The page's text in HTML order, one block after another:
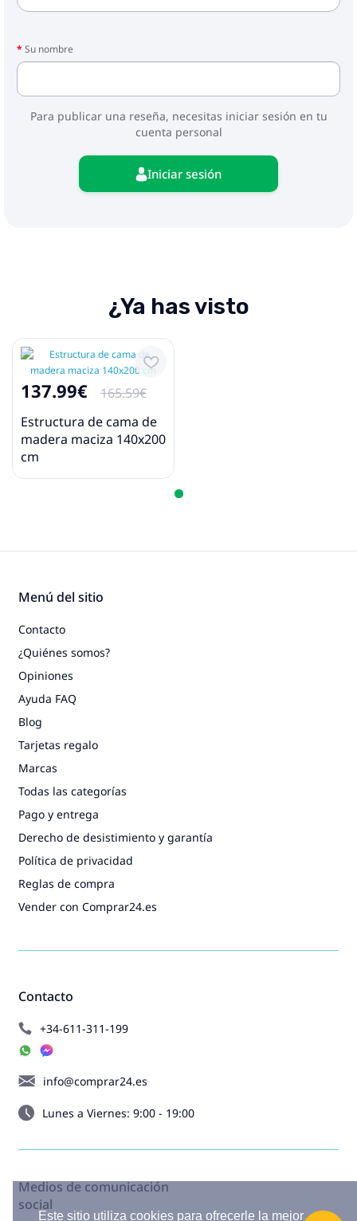
Este sitio utiliza cookies para ofrecerle la mejor
Su nombre
Para publicar una reseña, necesitas iniciar sesión en tu
cuenta personal
Iniciar sesión
¿Ya has visto
137.99€
165.59€
Estructura de cama de
madera maciza 140x200
cm
Contacto
+34-611-311-199
info@comprar24.es
Lunes a Viernes: 9:00 - 19:00
Menú del sitio
Contacto
¿Quiénes somos?
Opiniones
Ayuda FAQ
Blog
Tarjetas regalo
Marcas
Todas las categorías
Pago y entrega
Derecho de desistimiento y garantía
Política de privacidad
Reglas de compra
Vender con Comprar24.es
Medios de comunicación
social